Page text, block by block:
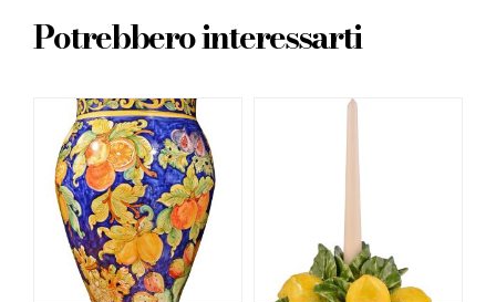
Potrebbero interessarti